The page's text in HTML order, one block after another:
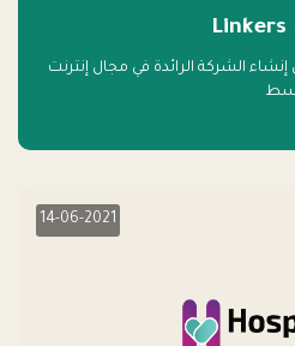
الشركة الرائدة في مجال إنترنت
14-06-2021